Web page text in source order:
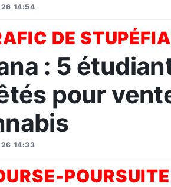
14:54
DE
: 5
pour
14:33
POURSUITE